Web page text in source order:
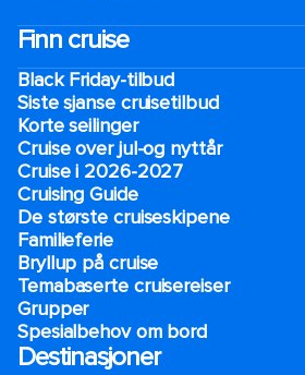
Finn cruise
Black Friday-tilbud
Siste sjanse cruisetilbud
Korte seilinger
Cruise over jul-og nyttår
Cruise i 2026-2027
Cruising Guide
De største cruiseskipene
Familieferie
Bryllup på cruise
Temabaserte cruisereiser
Grupper
Spesialbehov om bord
Destinasjoner